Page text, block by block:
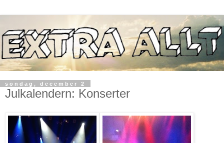
söndag, december 2
Julkalendern: Konserter